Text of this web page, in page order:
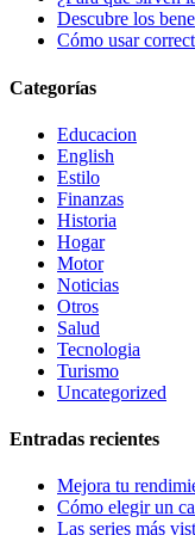
Descubre los
Cómo usar
Categorías
Educacion
English
Estilo
Finanzas
Historia
Hogar
Motor
Noticias
Otros
Salud
Tecnologia
Turismo
Uncategorized
Entradas recientes
Mejora tu
Cómo elegir un
Las series más